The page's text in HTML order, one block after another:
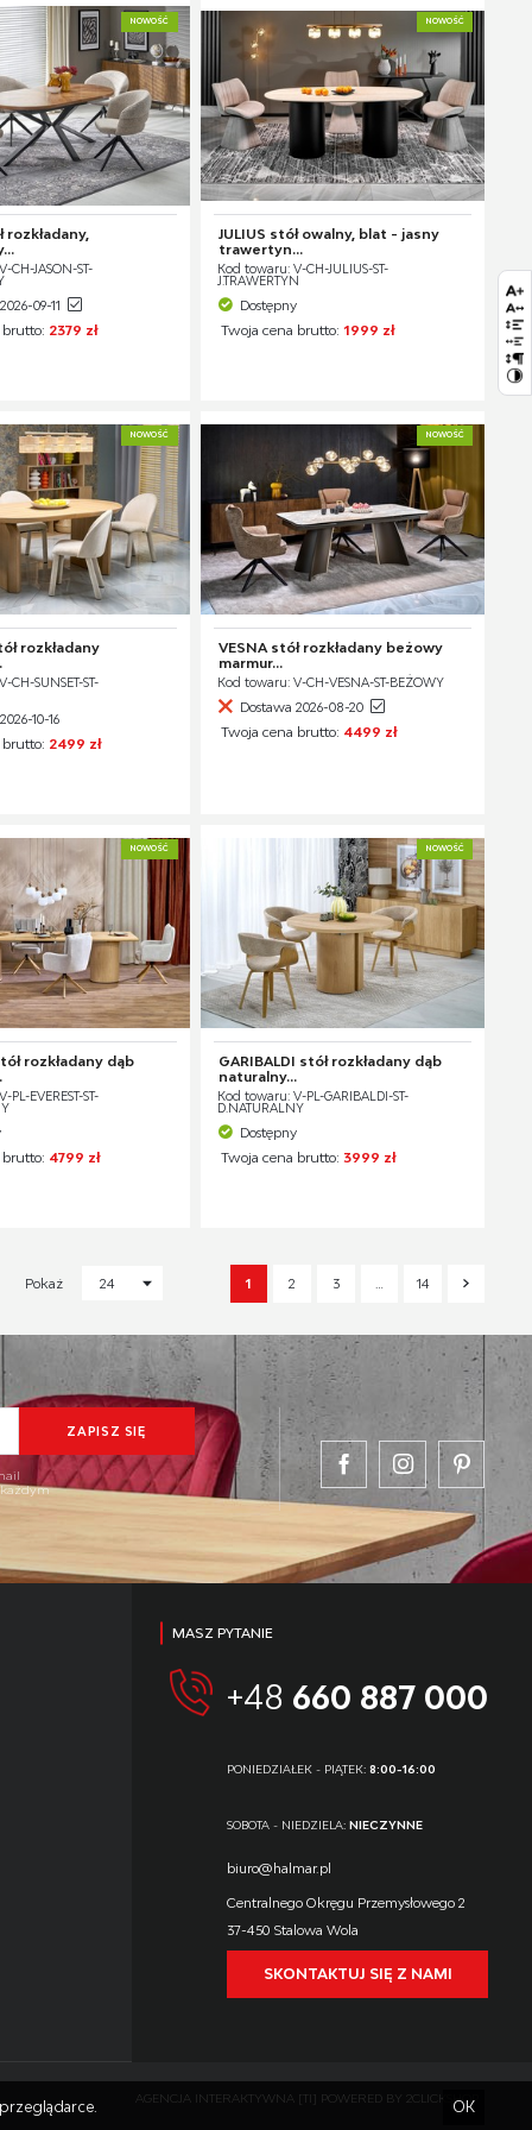
NOWOŚĆ
rozkładany,
CH-JASON-ST-
09-11
brutto: 2379 zł
NOWOŚĆ
JULIUS stół owalny, blat - jasny
trawertyn...
Kod towaru: V-CH-JULIUS-ST-
J.TRAWERTYN
Dostępny
Twoja cena brutto:1999 zł
NOWOŚĆ
rozkładany
SUNSET-ST-
10-16
brutto: 2499 zł
NOWOŚĆ
VESNA stół rozkładany beżowy
marmur...
Kod towaru: V-CH-VESNA-ST-BEŻOWY
Dostawa 2026-08-20
Twoja cena brutto: 4499 zł
NOWOŚĆ
rozkładany dąb
EVEREST-ST-
brutto: 4799 zł
NOWOŚĆ
GARIBALDI stół rozkładany dąb
naturalny...
Kod towaru: V-PL-GARIBALDI-ST-
D.NATURALNY
Dostępny
Twoja cena brutto:3999 zł
Pokaż 24 1 2 3 14
każdym
MASZ PYTANIE
+48 660 887 000
PONIEDZIAŁEK - PIĄTEK:8:00-16:00
SOBOTA - NIEDZIELA:NIECZYNNE
biuro@halmar.pl
Centralnego Okręgu Przemysłowego 2
37-450 Stalowa Wola
SKONTAKTUJ SIĘ Z NAMI
AGENCJA INTERAKTYWNA [TI] POWERED BY2CLICKSHOP
OK